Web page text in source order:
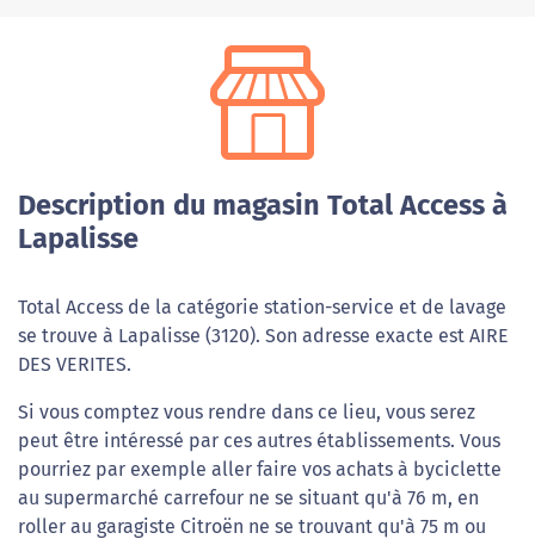
Description du magasin Total Access à
Lapalisse
Total Access de la catégorie station-service et de lavage
se trouve à Lapalisse (3120). Son adresse exacte est AIRE
DES VERITES.
Si vous comptez vous rendre dans ce lieu, vous serez
peut être intéressé par ces autres établissements. Vous
pourriez par exemple aller faire vos achats à byciclette
au supermarché carrefour ne se situant qu'à 76 m, en
roller au garagiste Citroën ne se trouvant qu'à 75 m ou